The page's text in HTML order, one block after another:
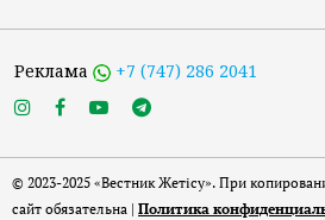
Реклама +7 (747) 286 2041
© 2023-2025 «Вестник Жетісу». При
сайт обязательна | Политика